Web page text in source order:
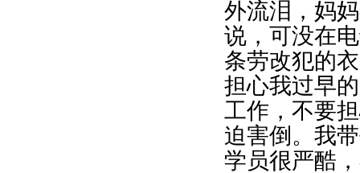
外流泪，妈
说，可没在
条劳改犯的
担心我过早
工作，不要
迫害倒。我
学员很严酷